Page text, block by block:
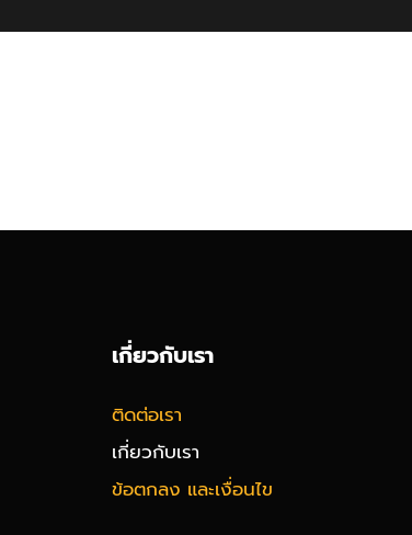
เกี่ยวกับเรา
ติดต่อเรา
เกี่ยวกับเรา
ข้อตกลง และเงื่อนไข